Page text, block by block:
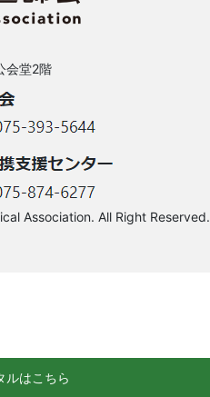
会堂2階
Association. All Right Reserved.
ルはこちら